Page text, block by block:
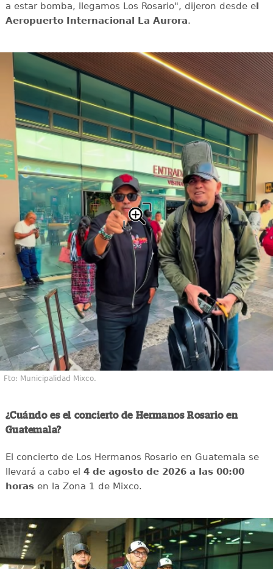
a estar bomba, llegamos Los Rosario", dijeron desde el
Aeropuerto Internacional La Aurora.
Fto: Municipalidad Mixco.
¿Cuándo es el concierto de Hermanos Rosario en
Guatemala?
El concierto de Los Hermanos Rosario en Guatemala se
llevará a cabo el 4 de agosto de 2026 a las 00:00
horasen la Zona 1 de Mixco.